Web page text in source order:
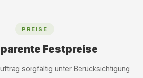
PREISE
Festpreise
sorgfältig unter Berücksichtigung